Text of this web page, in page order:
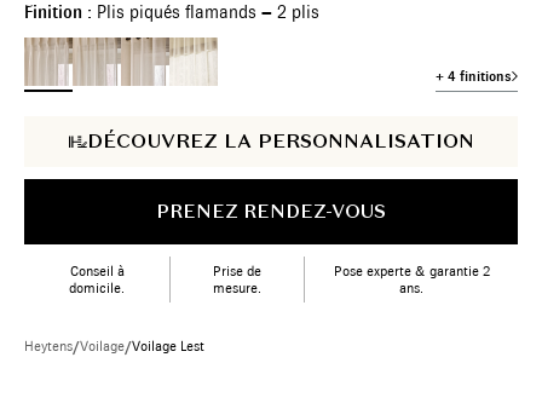
Finition : Plis piqués flamands – 2 plis
+ 4 finitions
DÉCOUVREZ LA PERSONNALISATION
PRENEZ RENDEZ-VOUS
Conseil à
domicile.
Prise de
mesure.
Pose experte & garantie 2
ans.
Heytens/Voilage/Voilage Lest